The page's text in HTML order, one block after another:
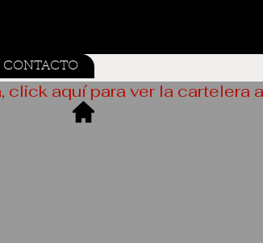
CONTACTO